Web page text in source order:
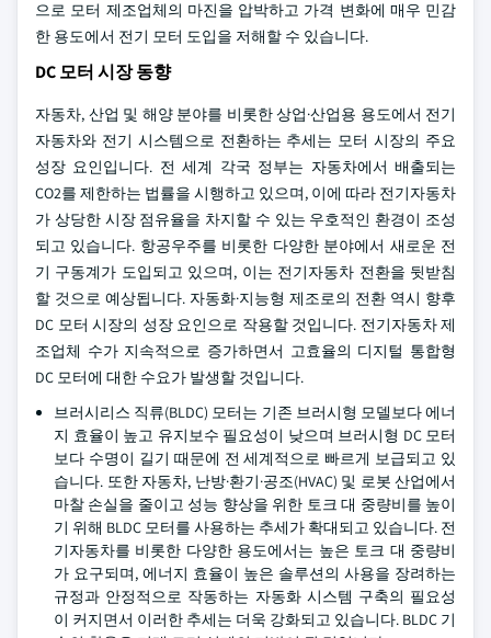
으로 모터 제조업체의 마진을 압박하고 가격 변화에 매우 민감
한 용도에서 전기 모터 도입을 저해할 수 있습니다.
DC 모터 시장 동향
자동차, 산업 및 해양 분야를 비롯한 상업·산업용 용도에서 전기
자동차와 전기 시스템으로 전환하는 추세는 모터 시장의 주요
성장 요인입니다. 전 세계 각국 정부는 자동차에서 배출되는
CO2를 제한하는 법률을 시행하고 있으며, 이에 따라 전기자동차
가 상당한 시장 점유율을 차지할 수 있는 우호적인 환경이 조성
되고 있습니다. 항공우주를 비롯한 다양한 분야에서 새로운 전
기 구동계가 도입되고 있으며, 이는 전기자동차 전환을 뒷받침
할 것으로 예상됩니다. 자동화·지능형 제조로의 전환 역시 향후
DC 모터 시장의 성장 요인으로 작용할 것입니다. 전기자동차 제
조업체 수가 지속적으로 증가하면서 고효율의 디지털 통합형
DC 모터에 대한 수요가 발생할 것입니다.
브러시리스 직류(BLDC) 모터는 기존 브러시형 모델보다 에너
지 효율이 높고 유지보수 필요성이 낮으며 브러시형 DC 모터
보다 수명이 길기 때문에 전 세계적으로 빠르게 보급되고 있
습니다. 또한 자동차, 난방·환기·공조(HVAC) 및 로봇 산업에서
마찰 손실을 줄이고 성능 향상을 위한 토크 대 중량비를 높이
기 위해 BLDC 모터를 사용하는 추세가 확대되고 있습니다. 전
기자동차를 비롯한 다양한 용도에서는 높은 토크 대 중량비
가 요구되며, 에너지 효율이 높은 솔루션의 사용을 장려하는
규정과 안정적으로 작동하는 자동화 시스템 구축의 필요성
이 커지면서 이러한 추세는 더욱 강화되고 있습니다. BLDC 기